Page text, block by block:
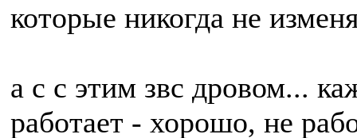
которые никогда не
а с с этим звс дровом...
работает - хорошо, не